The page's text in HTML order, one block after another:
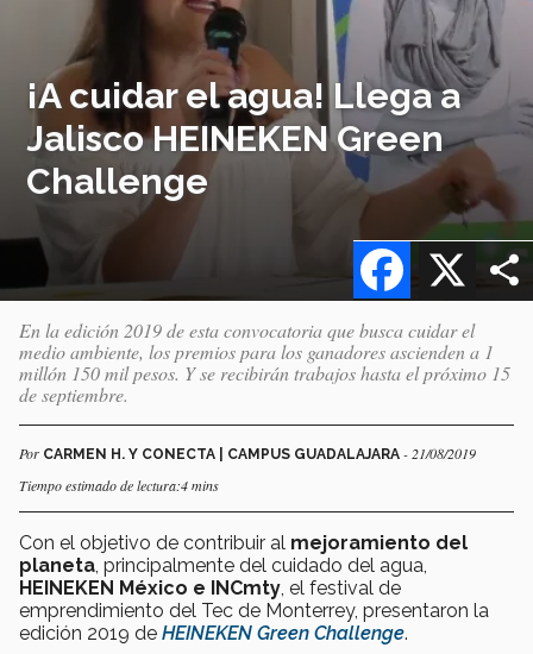
¡A cuidar el agua! Llega a
Jalisco HEINEKEN Green
Challenge
X
Facebook
En la edición 2019 de esta convocatoria que busca cuidar el
medio ambiente, los premios para los ganadores ascienden a 1
millón 150 mil pesos. Y se recibirán trabajos hasta el próximo 15
de septiembre.
Por CARMEN H. Y CONECTA | CAMPUS GUADALAJARA - 21/08/2019
Tiempo estimado de lectura:4 mins
Con el objetivo de contribuir al mejoramiento del
planeta , principalmente del cuidado del agua,
HEINEKEN México e INCmty , el festival de
emprendimiento del Tec de Monterrey, presentaron la
edición 2019 de HEINEKEN Green Challenge.